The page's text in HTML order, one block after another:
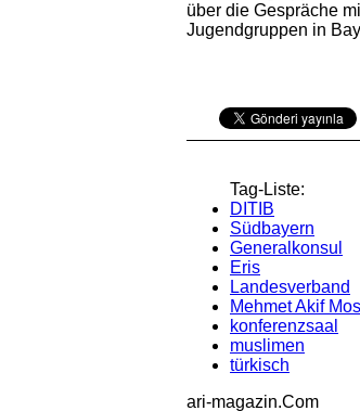
über die Gespräche
Jugendgruppen in
Tag-Liste:
DITIB
Südbayern
Generalkonsul
Eris
Landesverband
Mehmet Akif
konferenzsaal
muslimen
türkisch
ari-magazin.Com